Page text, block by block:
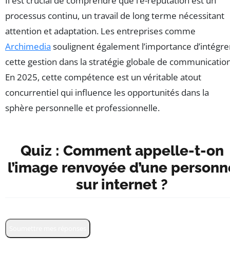
processus continu, un travail de long terme nécessitant
attention et adaptation. Les entreprises comme
Archimedia soulignent également l’importance
cette gestion dans la stratégie globale de
En 2025, cette compétence est un véritable atout
concurrentiel qui influence les opportunités dans la
sphère personnelle et professionnelle.
Quiz : Comment appelle-t-on
l’image renvoyée d’une
sur internet ?